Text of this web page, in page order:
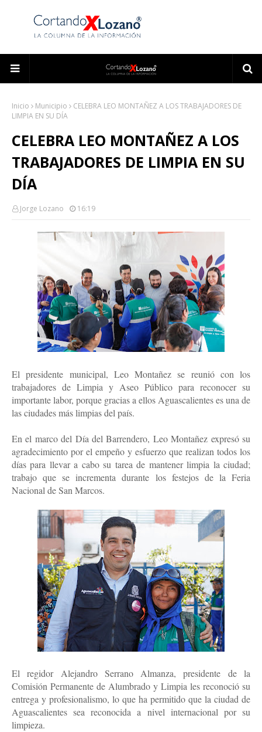
Inicio Municipio
CELEBRA LEO MONTAÑEZ A LOS TRABAJADORES DE
LIMPIA EN SU DÍA
CELEBRA LEO MONTAÑEZ A LOS
TRABAJADORES DE LIMPIA EN SU
DÍA
Jorge Lozano 16:19
El presidente municipal, Leo Montañez se reunió con los
trabajadores de Limpia y Aseo Público para reconocer su
importante labor, porque gracias a ellos Aguascalientes es una de
las ciudades más limpias del país.
En el marco del Día del Barrendero, Leo Montañez expresó su
agradecimiento por el empeño y esfuerzo que realizan todos los
días para llevar a cabo su tarea de mantener limpia la ciudad;
trabajo que se incrementa durante los festejos de la Feria
Nacional de San Marcos.
El regidor Alejandro Serrano Almanza, presidente de la
Comisión Permanente de Alumbrado y Limpia les reconoció su
entrega y profesionalismo, lo que ha permitido que la ciudad de
Aguascalientes sea reconocida a nivel internacional por su
limpieza.